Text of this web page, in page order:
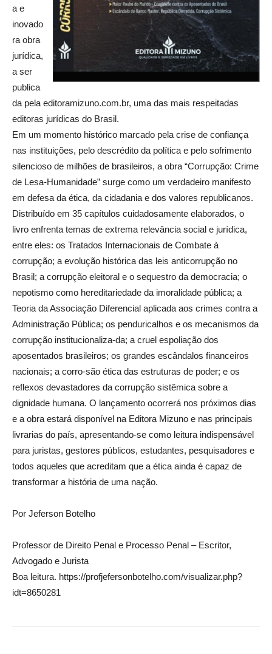
a e
inovado
ra obra
jurídica,
a ser
publica
da pela editoramizuno.com.br, uma das mais respeitadas
editoras jurídicas do Brasil.
Em um momento histórico marcado pela crise de confiança
nas instituições, pelo descrédito da política e pelo sofrimento
silencioso de milhões de brasileiros, a obra “Corrupção: Crime
de Lesa-Humanidade” surge como um verdadeiro manifesto
em defesa da ética, da cidadania e dos valores republicanos.
Distribuído em 35 capítulos cuidadosamente elaborados, o
livro enfrenta temas de extrema relevância social e jurídica,
entre eles: os Tratados Internacionais de Combate à
corrupção; a evolução histórica das leis anticorrupção no
Brasil; a corrupção eleitoral e o sequestro da democracia; o
nepotismo como hereditariedade da imoralidade pública; a
Teoria da Associação Diferencial aplicada aos crimes contra a
Administração Pública; os penduricalhos e os mecanismos da
corrupção institucionaliza-da; a cruel espoliação dos
aposentados brasileiros; os grandes escândalos financeiros
nacionais; a corro-são ética das estruturas de poder; e os
reflexos devastadores da corrupção sistêmica sobre a
dignidade humana. O lançamento ocorrerá nos próximos dias
e a obra estará disponível na Editora Mizuno e nas principais
livrarias do país, apresentando-se como leitura indispensável
para juristas, gestores públicos, estudantes, pesquisadores e
todos aqueles que acreditam que a ética ainda é capaz de
transformar a história de uma nação.
Por Jeferson Botelho
Professor de Direito Penal e Processo Penal – Escritor,
Advogado e Jurista
Boa leitura. https://profjefersonbotelho.com/visualizar.php?
idt=8650281